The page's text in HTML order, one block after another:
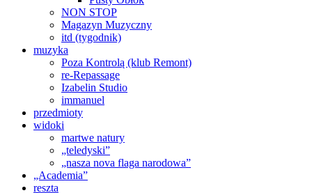
NON STOP
Magazyn Muzyczny
itd (tygodnik)
muzyka
Poza Kontrolą (klub Remont)
re-Repassage
Izabelin Studio
immanuel
przedmioty
widoki
martwe natury
„teledyski”
„nasza nova flaga narodowa”
„Academia”
reszta